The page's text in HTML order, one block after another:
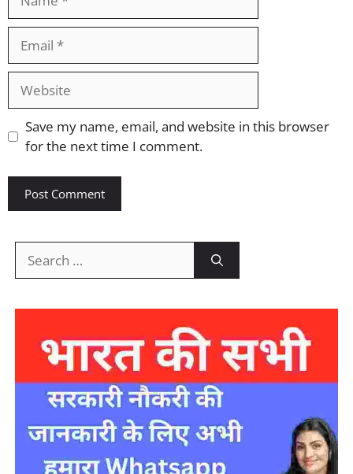
Website
Save my name, email, and website in this browser
for the next time I comment.
for: